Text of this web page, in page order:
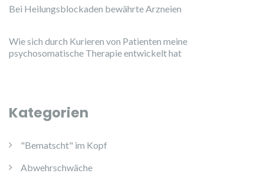
Bei Heilungsblockaden bewährte Arzneien
Wie sich durch Kurieren von Patienten meine
psychosomatische Therapie entwickelt hat
Kategorien
"Bematscht" im Kopf
Abwehrschwäche